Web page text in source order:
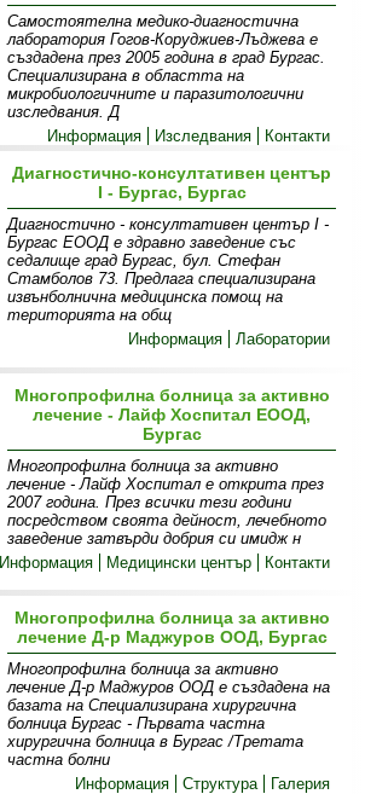
Самостоятелна медико-диагностична
лаборатория Гогов-Коруджиев-Лъджева е
създадена през 2005 година в град Бургас.
Специализирана в областта на
микробиологичните и паразитологични
изследвания. Д
Информация
Изследвания Контакти
Диагностично-консултативен център
I - Бургас, Бургас
Диагностично - консултативен център І -
Бургас ЕООД е здравно заведение със
седалище град Бургас, бул. Стефан
Стамболов 73. Предлага специализирана
извънболнична медицинска помощ на
територията на общ
Информация
Лаборатории
Многопрофилна болница за активно
лечение - Лайф Хоспитал ЕООД,
Бургас
Многопрофилна болница за активно
лечение - Лайф Хоспитал е открита през
2007 година. През всички тези години
посредством своята дейност, лечебното
заведение затвърди добрия си имидж н
Информация
Медицински център Контакти
Многопрофилна болница за активно
лечение Д-р Маджуров ООД, Бургас
Многопрофилна болница за активно
лечение Д-р Маджуров ООД е създадена на
базата на Специализирана хирургична
болница Бургас - Първата частна
хирургична болница в Бургас /Третата
частна болни
Информация
Структура Галерия